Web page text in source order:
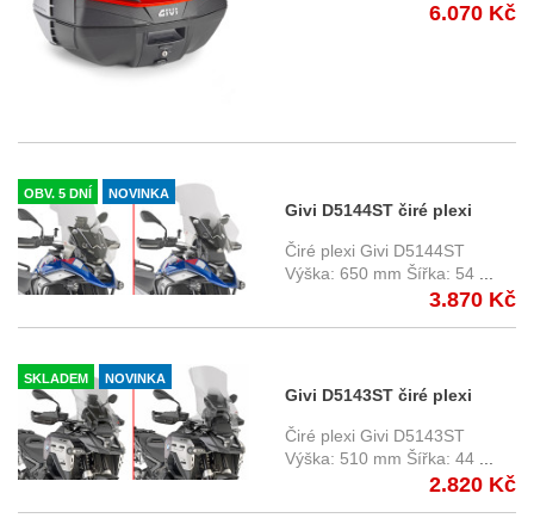
6.070 Kč
OBV. 5 DNÍ NOVINKA
Givi D5144ST čiré plexi
BMW R 1300 GS (24-)
Čiré plexi Givi D5144ST
Výška: 650 mm Šířka: 54
3.870 Kč
SKLADEM NOVINKA
Givi D5143ST čiré plexi
BMW R 1300 GS (24-) /
Adventure (25-)
Čiré plexi Givi D5143ST
Výška: 510 mm Šířka: 44
2.820 Kč